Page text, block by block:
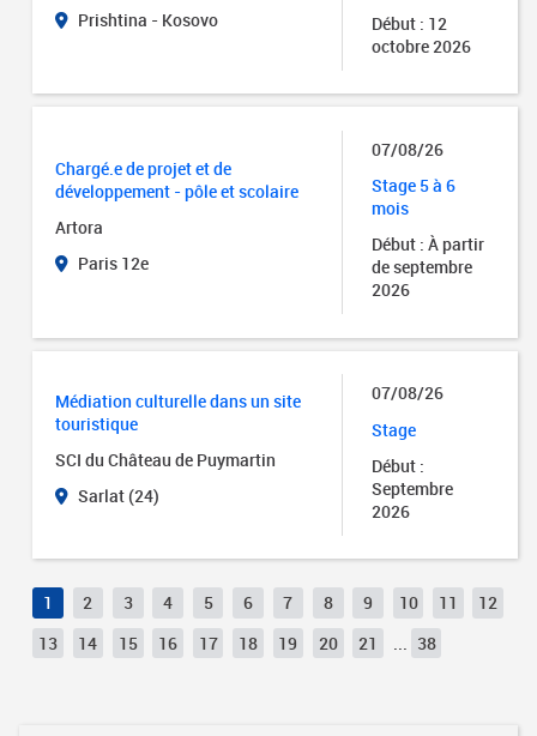
Prishtina - Kosovo
Début : 12
octobre 2026
Chargé.e de projet et de
développement - pôle et scolaire
Artora
Paris 12e
07/08/26
Stage 5 à 6
mois
Début : À partir
de septembre
2026
Médiation culturelle dans un site
touristique
SCI du Château de Puymartin
Sarlat (24)
07/08/26
Stage
Début :
Septembre
2026
1 2 3 4 5 6 7 8 9 10 11
12
13
14 15 16 17 18 19 20 21 38